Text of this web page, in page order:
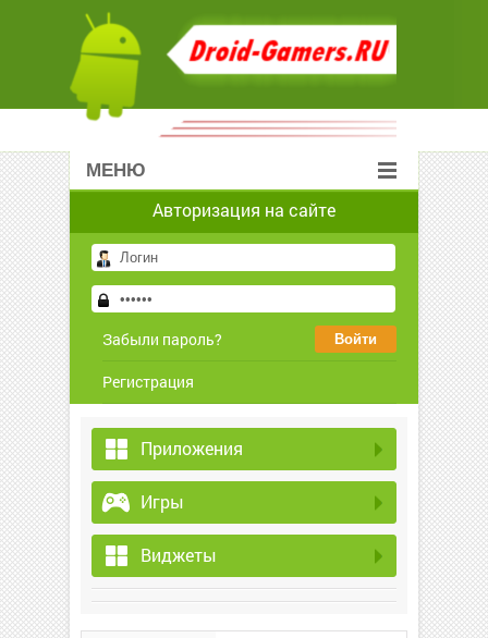
МЕНЮ
Авторизация на сайте
Забыли пароль?
Регистрация
Приложения
Игры
Виджеты